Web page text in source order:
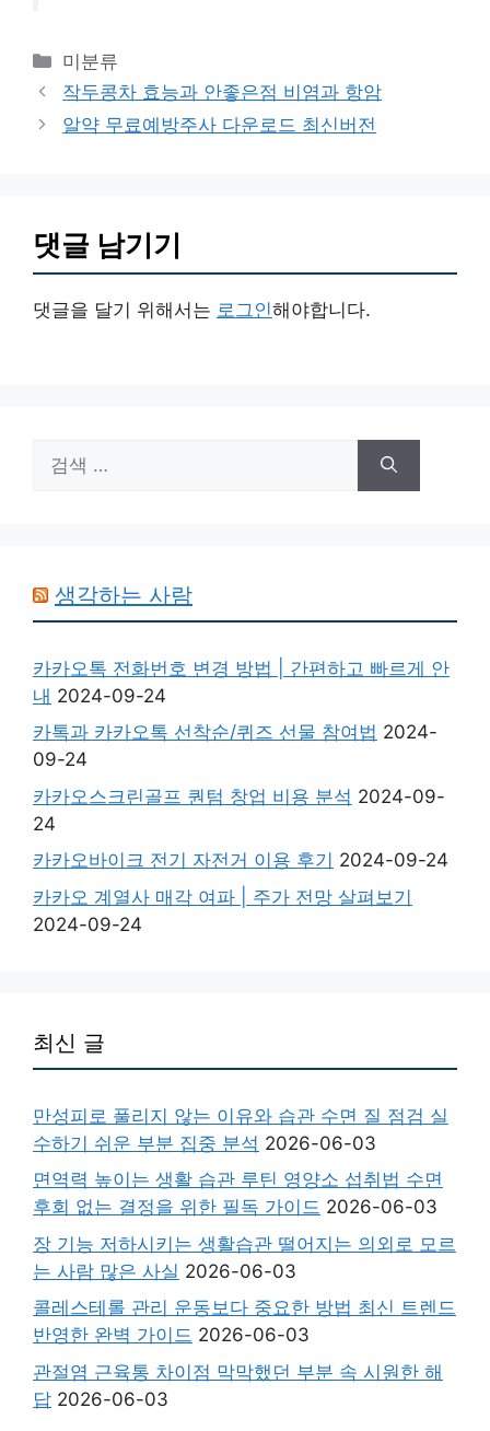
카
테
고
미분류
작두콩차 효능과 안좋은점 비염과 항암
알약 무료예방주사 다운로드 최신버전
댓글 남기기
댓글을 달기 위해서는 로그인해야합니다.
색:
생각하는 사람
카카오톡 전화번호 변경 방법 | 간편하고 빠르게 안
내 2024-09-24
카톡과 카카오톡 선착순/퀴즈 선물 참여법 2024-
09-24
카카오스크린골프 퀀텀 창업 비용 분석 2024-09-
24
카카오바이크 전기 자전거 이용 후기 2024-09-24
카카오 계열사 매각 여파 | 주가 전망 살펴보기
2024-09-24
최신 글
만성피로 풀리지 않는 이유와 습관 수면 질 점검 실
수하기 쉬운 부분 집중 분석 2026-06-03
면역력 높이는 생활 습관 루틴 영양소 섭취법 수면
후회 없는 결정을 위한 필독 가이드 2026-06-03
장 기능 저하시키는 생활습관 떨어지는 의외로 모르
는 사람 많은 사실 2026-06-03
콜레스테롤 관리 운동보다 중요한 방법 최신 트렌드
반영한 완벽 가이드 2026-06-03
관절염 근육통 차이점 막막했던 부분 속 시원한 해
답 2026-06-03